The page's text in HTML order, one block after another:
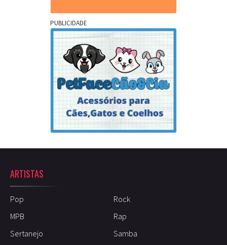
PUBLICIDADE
ARTISTAS
Pop
Rock
MPB
Rap
Sertanejo
Samba